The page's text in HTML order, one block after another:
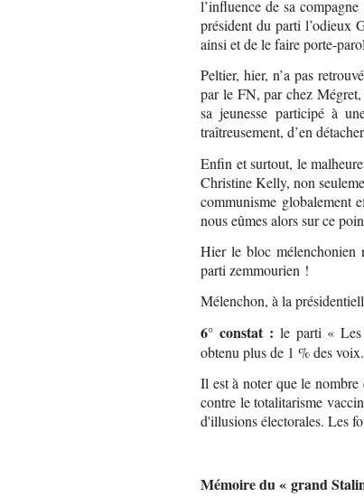
l’influence de sa
président du parti l’odieux
ainsi et de le faire porte-
Peltier, hier, n’a pas
par le FN, par chez
sa jeunesse participé à
traîtreusement, d’en
Enfin et surtout, le
Christine Kelly, non
communisme globalement
nous eûmes alors sur ce
Hier le bloc mélenchonien
parti zemmourien !
Mélenchon, à la
6° constat : le parti « Les
obtenu plus de 1 % des voix.
Il est à noter que le nombre
contre le totalitarisme
d'illusions électorales. Les
Mémoire du « grand